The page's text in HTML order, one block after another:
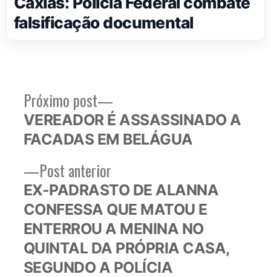
falsificação documental
Navegação
de
Post
Post anteriorPost
anterior:
EX-PADRASTO DE ALANNA
CONFESSA QUE MATOU E
ENTERROU A MENINA NO
QUINTAL DA PRÓPRIA CASA,
SEGUNDO A POLÍCIA
Próximo post
Próximo
post:
VEREADOR É ASSASSINADO A
FACADAS EM BELÁGUA